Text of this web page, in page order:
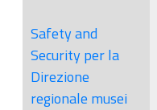
Safety and
Security per la
Direzione
regionale musei